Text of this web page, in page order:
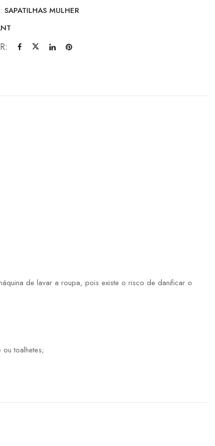
SAPATILHAS MULHER
de lavar a roupa, pois existe o risco de danificar o
toalhetes;